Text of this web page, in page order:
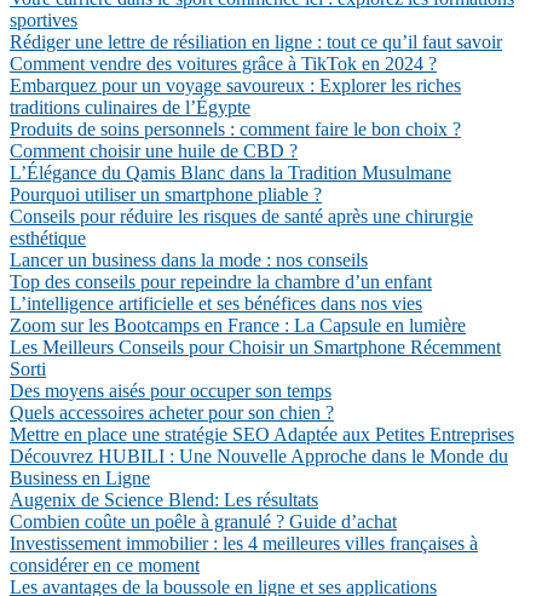
sportives
Rédiger une lettre de résiliation en ligne : tout ce qu’il faut savoir
Comment vendre des voitures grâce à TikTok en 2024 ?
Embarquez pour un voyage savoureux : Explorer les riches
traditions culinaires de l’Égypte
Produits de soins personnels : comment faire le bon choix ?
Comment choisir une huile de CBD ?
L’Élégance du Qamis Blanc dans la Tradition Musulmane
Pourquoi utiliser un smartphone pliable ?
Conseils pour réduire les risques de santé après une chirurgie
esthétique
Lancer un business dans la mode : nos conseils
Top des conseils pour repeindre la chambre d’un enfant
L’intelligence artificielle et ses bénéfices dans nos vies
Zoom sur les Bootcamps en France : La Capsule en lumière
Les Meilleurs Conseils pour Choisir un Smartphone Récemment
Sorti
Des moyens aisés pour occuper son temps
Quels accessoires acheter pour son chien ?
Mettre en place une stratégie SEO Adaptée aux Petites Entreprises
Découvrez HUBILI : Une Nouvelle Approche dans le Monde du
Business en Ligne
Augenix de Science Blend: Les résultats
Combien coûte un poêle à granulé ? Guide d’achat
Investissement immobilier : les 4 meilleures villes françaises à
considérer en ce moment
Les avantages de la boussole en ligne et ses applications